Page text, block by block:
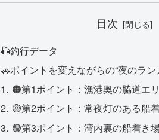
目次
🎣釣行データ
🚗ポイントを変えながらの“夜のラン
🟠第1ポイント：漁港奥の脇道エ
🟡第2ポイント：常夜灯のある船
🟢第3ポイント：湾内裏の船着き